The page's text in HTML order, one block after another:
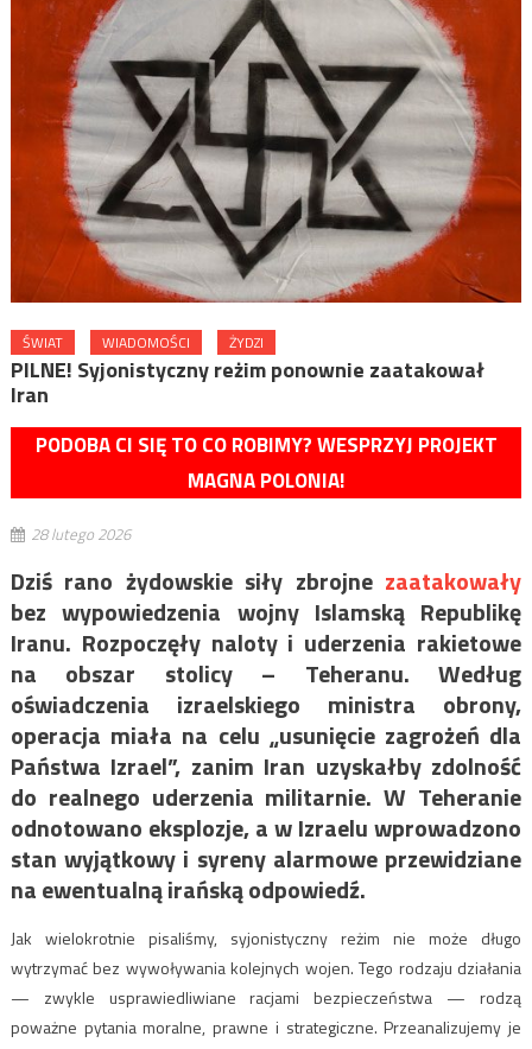
ŚWIAT WIADOMOŚCI ŻYDZI
PILNE! Syjonistyczny reżim ponownie zaatakował
Iran
PODOBA CI SIĘ TO CO ROBIMY? WESPRZYJ PROJEKT
MAGNA POLONIA!
28 lutego 2026
Dziś rano żydowskie siły zbrojne zaatakowały
bez wypowiedzenia wojny Islamską Republikę
Iranu. Rozpoczęły naloty i uderzenia rakietowe
na obszar stolicy – Teheranu. Według
oświadczenia izraelskiego ministra obrony,
operacja miała na celu „usunięcie zagrożeń dla
Państwa Izrael”, zanim Iran uzyskałby zdolność
do realnego uderzenia militarnie. W Teheranie
odnotowano eksplozje, a w Izraelu wprowadzono
stan wyjątkowy i syreny alarmowe przewidziane
na ewentualną irańską odpowiedź.
Jak wielokrotnie pisaliśmy, syjonistyczny reżim nie może długo
wytrzymać bez wywoływania kolejnych wojen. Tego rodzaju działania
— zwykle usprawiedliwiane racjami bezpieczeństwa — rodzą
poważne pytania moralne, prawne i strategiczne. Przeanalizujemy je